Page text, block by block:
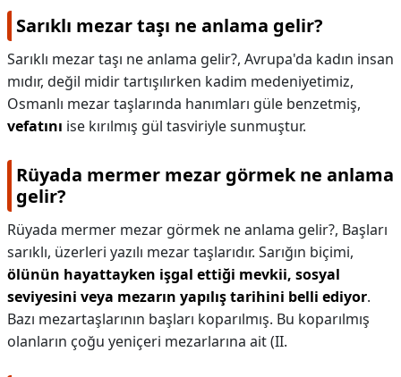
Sarıklı mezar taşı ne anlama gelir?
Sarıklı mezar taşı ne anlama gelir?, Avrupa'da kadın insan
mıdır, değil midir tartışılırken kadim medeniyetimiz,
Osmanlı mezar taşlarında hanımları güle benzetmiş,
vefatını ise kırılmış gül tasviriyle sunmuştur.
Rüyada mermer mezar görmek ne anlama
gelir?
Rüyada mermer mezar görmek ne anlama gelir?, Başları
sarıklı, üzerleri yazılı mezar taşlarıdır. Sarığın biçimi,
ölünün hayattayken işgal ettiği mevkii, sosyal
seviyesini veya mezarın yapılış tarihini belli ediyor.
Bazı mezartaşlarının başları koparılmış. Bu koparılmış
olanların çoğu yeniçeri mezarlarına ait (II.